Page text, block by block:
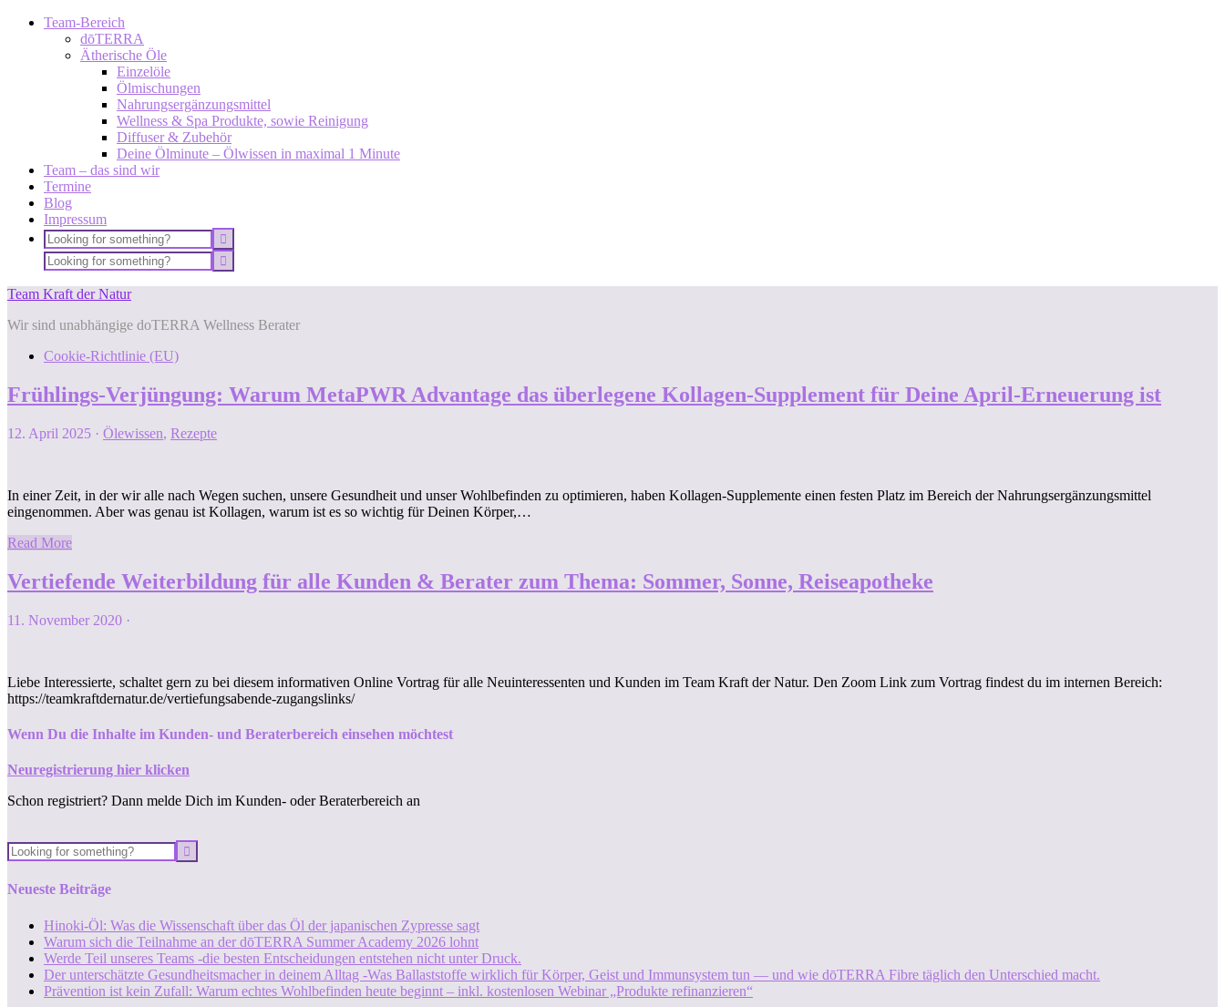
Team-Bereich
dōTERRA
Ätherische Öle
Einzelöle
Ölmischungen
Nahrungsergänzungsmittel
Wellness & Spa Produkte, sowie Reinigung
Diffuser & Zubehör
Deine Ölminute – Ölwissen in maximal 1 Minute
Team – das sind wir
Termine
Blog
Impressum
Team Kraft der Natur
Wir sind unabhängige doTERRA Wellness Berater
Cookie-Richtlinie (EU)
Frühlings-Verjüngung: Warum MetaPWR Advantage das überlegene Kollagen-Supplement für Deine April-Erneuerung ist
12. April 2025 · Ölewissen, Rezepte
In einer Zeit, in der wir alle nach Wegen suchen, unsere Gesundheit und unser Wohlbefinden zu optimieren, haben Kollagen-Supplemente einen festen Platz im Bereich der Nahrungsergänzungsmittel
eingenommen. Aber was genau ist Kollagen, warum ist es so wichtig für Deinen Körper,…
Read More
Vertiefende Weiterbildung für alle Kunden & Berater zum Thema: Sommer, Sonne, Reiseapotheke
11. November 2020 ·
Liebe Interessierte, schaltet gern zu bei diesem informativen Online Vortrag für alle Neuinteressenten und Kunden im Team Kraft der Natur. Den Zoom Link zum Vortrag findest du im internen Bereich:
https://teamkraftdernatur.de/vertiefungsabende-zugangslinks/
Wenn Du die Inhalte im Kunden- und Beraterbereich einsehen möchtest
Neuregistrierung hier klicken
Schon registriert? Dann melde Dich im Kunden- oder Beraterbereich an
Neueste Beiträge
Hinoki-Öl: Was die Wissenschaft über das Öl der japanischen Zypresse sagt
Warum sich die Teilnahme an der dōTERRA Summer Academy 2026 lohnt
Werde Teil unseres Teams -die besten Entscheidungen entstehen nicht unter Druck.
Der unterschätzte Gesundheitsmacher in deinem Alltag -Was Ballaststoffe wirklich für Körper, Geist und Immunsystem tun — und wie dōTERRA Fibre täglich den Unterschied macht.
Prävention ist kein Zufall: Warum echtes Wohlbefinden heute beginnt – inkl. kostenlosen Webinar „Produkte refinanzieren“